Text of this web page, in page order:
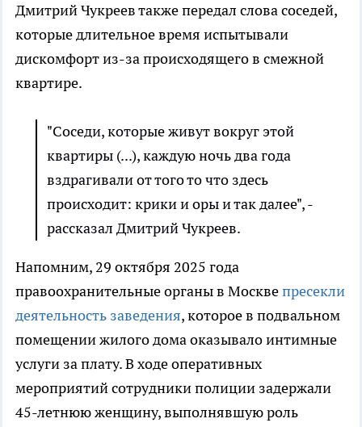
Дмитрий Чукреев также передал слова соседей,
которые длительное время испытывали
дискомфорт из-за происходящего в смежной
квартире.
"Соседи, которые живут вокруг этой
квартиры (...), каждую ночь два года
вздрагивали от того то что здесь
происходит: крики и оры и так далее", -
рассказал Дмитрий Чукреев.
Напомним, 29 октября 2025 года
правоохранительные органы в Москвепресекли
деятельность заведения, которое в подвальном
помещении жилого дома оказывало интимные
услуги за плату. В ходе оперативных
мероприятий сотрудники полиции задержали
45-летнюю женщину, выполнявшую роль